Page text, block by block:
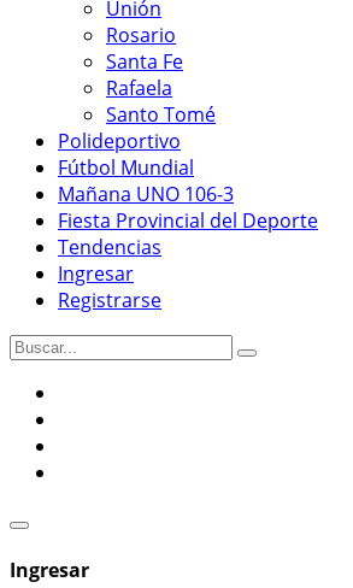
Unión
Rosario
Santa Fe
Rafaela
Santo Tomé
Polideportivo
Fútbol Mundial
Mañana UNO 106-3
Fiesta Provincial del Deporte
Tendencias
Ingresar
Registrarse
Ingresar